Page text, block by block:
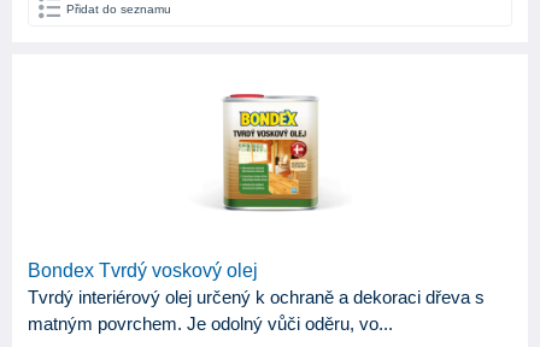
Přidat do seznamu
Bondex Tvrdý voskový olej
Tvrdý interiérový olej určený k ochraně a dekoraci dřeva s
matným povrchem. Je odolný vůči oděru, vo...